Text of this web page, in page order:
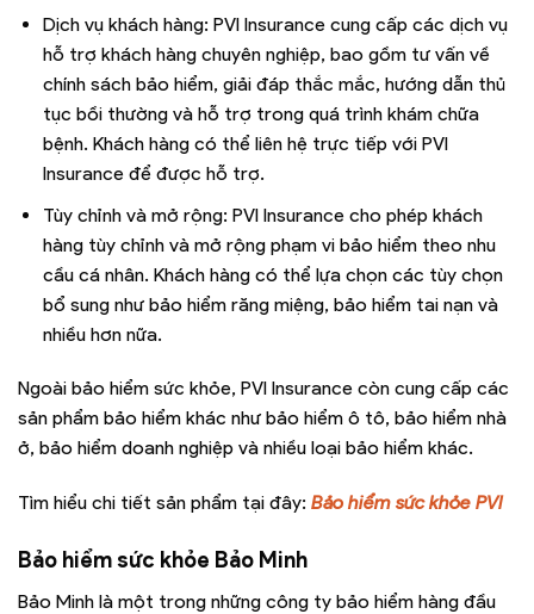
Dịch vụ khách hàng: PVI Insurance cung cấp các dịch vụ
hỗ trợ khách hàng chuyên nghiệp, bao gồm tư vấn về
chính sách bảo hiểm, giải đáp thắc mắc, hướng dẫn thủ
tục bồi thường và hỗ trợ trong quá trình khám chữa
bệnh. Khách hàng có thể liên hệ trực tiếp với PVI
Insurance để được hỗ trợ.
Tùy chỉnh và mở rộng: PVI Insurance cho phép khách
hàng tùy chỉnh và mở rộng phạm vi bảo hiểm theo nhu
cầu cá nhân. Khách hàng có thể lựa chọn các tùy chọn
bổ sung như bảo hiểm răng miệng, bảo hiểm tai nạn và
nhiều hơn nữa.
Ngoài bảo hiểm sức khỏe, PVI Insurance còn cung cấp các
sản phẩm bảo hiểm khác như bảo hiểm ô tô, bảo hiểm nhà
ở, bảo hiểm doanh nghiệp và nhiều loại bảo hiểm khác.
Tìm hiểu chi tiết sản phẩm tại đây: Bảo hiểm sức khỏe PVI
Bảo hiểm sức khỏe Bảo Minh
Bảo Minh là một trong những công ty bảo hiểm hàng đầu